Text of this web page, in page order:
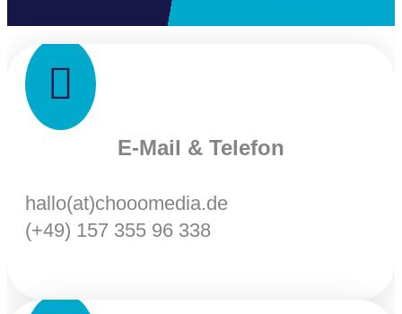

E-Mail & Telefon
hallo(at)chooomedia.de
(+49) 157 355 96 338